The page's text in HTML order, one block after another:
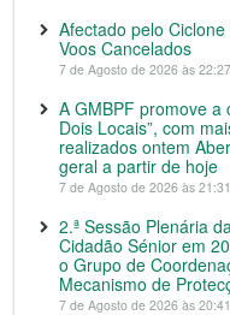
Afectado pelo
Voos Cancelados
7 de Agosto de 2026 às 22:27
A GMBPF promove a
Dois Locais”, com
realizados ontem
geral a partir de hoje
7 de Agosto de 2026 às 21:31
2.ª Sessão Plenária
Cidadão Sénior em
o Grupo de
Mecanismo de
7 de Agosto de 2026 às 20:41